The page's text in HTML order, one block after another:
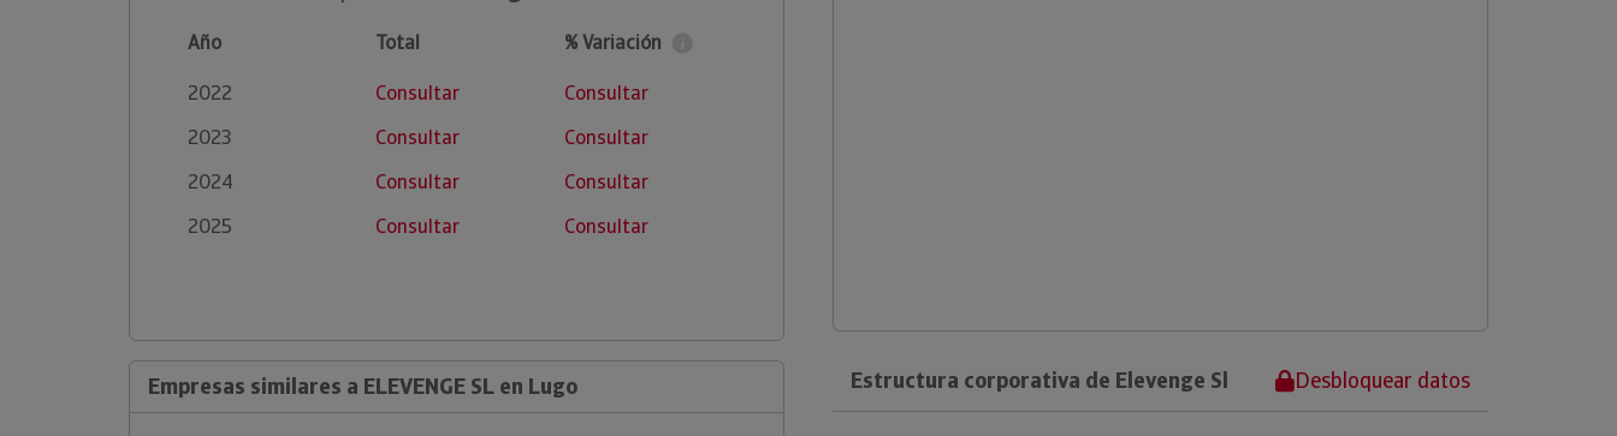
Año Total
% Variación
2022
Consultar
Consultar
2023
Consultar
Consultar
2024
Consultar
Consultar
2025
Consultar Consultar
Empresas similares a ELEVENGE SL en Lugo Estructura corporativa de Elevenge Sl Desbloquear datos